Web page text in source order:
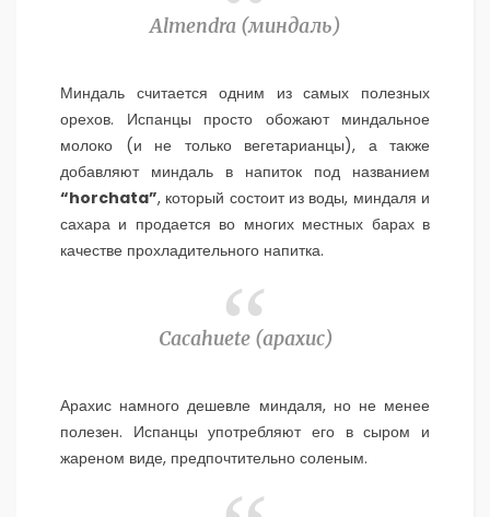
Almendra (миндаль)
Миндаль считается одним из самых полезных
орехов. Испанцы просто обожают миндальное
молоко (и не только вегетарианцы), а также
добавляют миндаль в напиток под названием
“horchata”, который состоит из воды, миндаля и
сахара и продается во многих местных барах в
качестве прохладительного напитка.
Cacahuete (арахис)
Арахис намного дешевле миндаля, но не менее
полезен. Испанцы употребляют его в сыром и
жареном виде, предпочтительно соленым.